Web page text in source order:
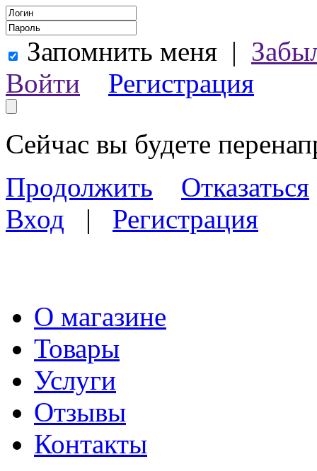
Запомнить меня |
Войти
Регистрация
Сейчас вы будете
Продолжить
Отказаться
Вход | Регистрация
О магазине
Товары
Услуги
Отзывы
Контакты